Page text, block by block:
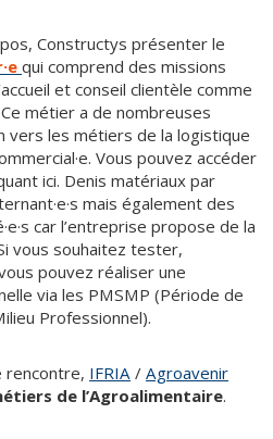
Constructys présenter le
qui comprend des missions
et conseil clientèle comme
métier a de nombreuses
vers les métiers de la logistique
Vous pouvez accéder
ici. Denis matériaux par
mais également des
car l’entreprise propose de la
vous souhaitez tester,
pouvez réaliser une
via les PMSMP (Période de
Professionnel).
rencontre, IFRIA / Agroavenir
de l’Agroalimentaire.